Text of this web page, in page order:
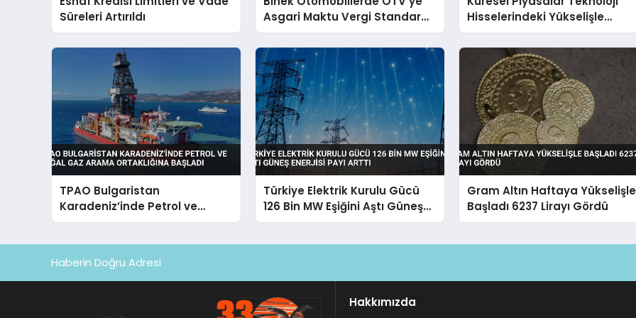
Süreleri Artırıldı
Asgari Maktu Vergi Standardı
Getirildi
Hisselerindeki Yükselişle
Pozitif Seyrediyor
TPAO Bulgaristan
Karadeniz’inde Petrol ve
Doğal Gaz Arama Ortaklığına
Türkiye Elektrik Kurulu Gücü
126 Bin MW Eşiğini Aştı Güneş
Enerjisi Payı Arttı
Gram Altın Haftaya Yükselişle
Başladı 6237 Lirayı Gördü
Haberin Doğru Adresi
Hakkımızda